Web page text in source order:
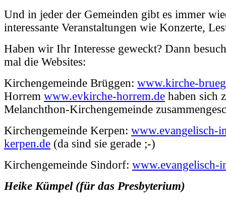
Und in jeder der Gemeinden gibt es immer
interessante Veranstaltungen wie Konzerte,
Haben wir Ihr Interesse geweckt? Dann
mal die Websites:
Kirchengemeinde Brüggen: www.kirche-
Horrem www.evkirche-horrem.de haben sich
Melanchthon-Kirchengemeinde
Kirchengemeinde Kerpen: www.evangelisch-
kerpen.de (da sind sie gerade ;-)
Kirchengemeinde Sindorf: www.evangelisch-
Heike Kümpel (für das Presbyterium)